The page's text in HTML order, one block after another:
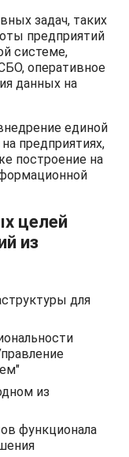
задач, таких
предприятий
системе,
оперативное
данных на
единой
предприятиях,
построение на
целей
из
для
из
функционала